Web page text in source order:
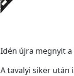
Idén újra megnyit
A tavalyi siker után